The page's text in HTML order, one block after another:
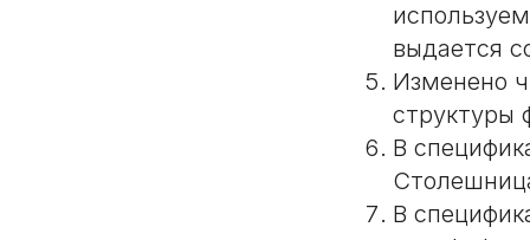
выдается
Изменено
структуры
В
В